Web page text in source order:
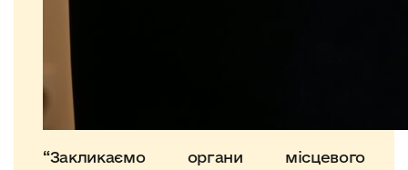
“Закликаємо органи місцевого